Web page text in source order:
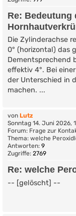
Re: Bedeutung
Die Zylinderachse
0° (horizontal) das
Dementsprechend
effektiv 4°. Bei
der Unterschied in
machen. ...
von Lutz
Sonntag 14. Juni 2026,
Forum: Frage zur
Thema: welche
Antworten: 9
Zugriffe: 2769
Re: welche
-- [gelöscht] --